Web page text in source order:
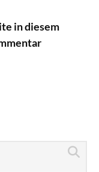
in diesem